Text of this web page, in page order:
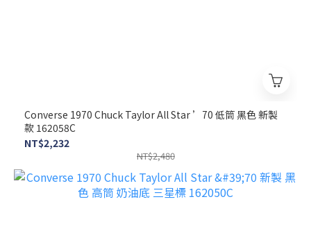
Converse 1970 Chuck Taylor All Star ’70 低筒 黑色 新製
款 162058C
NT$2,232
NT$2,480